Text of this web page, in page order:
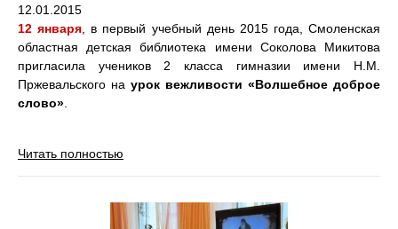
12.01.2015
12 января , в первый учебный день 2015 года, Смоленская
областная детская библиотека имени Соколова Микитова
пригласила учеников 2 класса гимназии имени Н.М.
Пржевальского на урок вежливости «Волшебное доброе
слово»
Читать полностью